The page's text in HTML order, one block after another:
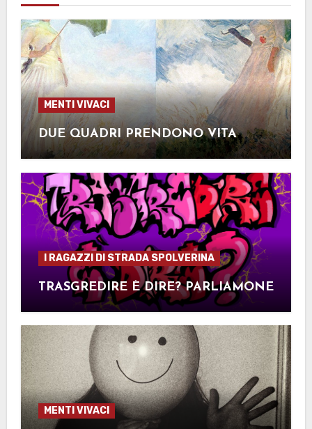
MENTI VIVACI
DUE QUADRI PRENDONO VITA
I RAGAZZI DI STRADA SPOLVERINA
TRASGREDIRE È DIRE? PARLIAMONE
MENTI VIVACI